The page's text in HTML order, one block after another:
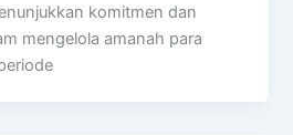
komitmen dan
mengelola amanah para